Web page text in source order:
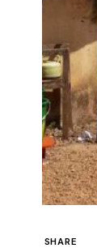
SHARE